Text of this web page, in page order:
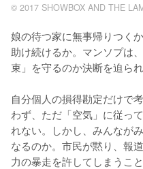
© 2017 SHOWBOX AND THE
娘の待つ家に無事帰りつく
助け続けるか。マンソプは
束」を守るのか決断を迫ら
自分個人の損得勘定だけで
わず、ただ「空気」に従っ
れない。しかし、みんなが
なるのか。市民が黙り、報
力の暴走を許してしまうこ